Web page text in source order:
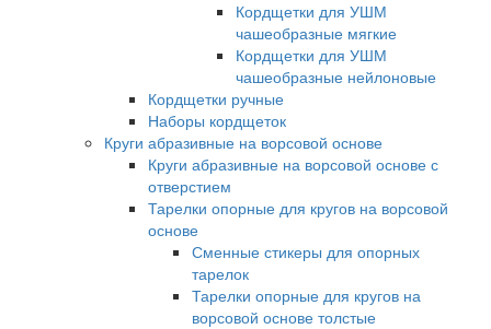
Кордщетки для УШМ
чашеобразные мягкие
Кордщетки для УШМ
чашеобразные нейлоновые
Кордщетки ручные
Наборы кордщеток
Круги абразивные на ворсовой основе
Круги абразивные на ворсовой основе с
отверстием
Тарелки опорные для кругов на ворсовой
основе
Сменные стикеры для опорных
тарелок
Тарелки опорные для кругов на
ворсовой основе толстые